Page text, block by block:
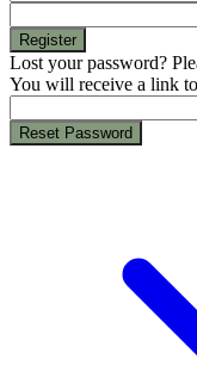
Register
Lost your password?
You will receive a link
Reset Password